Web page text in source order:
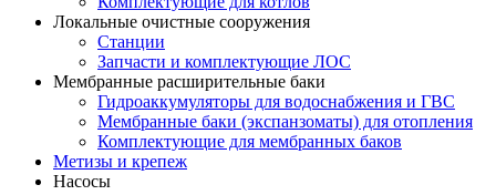
Локальные очистные сооружения
Станции
Запчасти и комплектующие ЛОС
Мембранные расширительные баки
Гидроаккумуляторы для водоснабжения и ГВС
Мембранные баки (экспанзоматы) для отопления
Комплектующие для мембранных баков
Метизы и крепеж
Насосы